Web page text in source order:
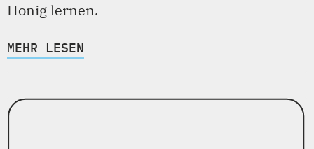
Honig lernen.
MEHR LESEN